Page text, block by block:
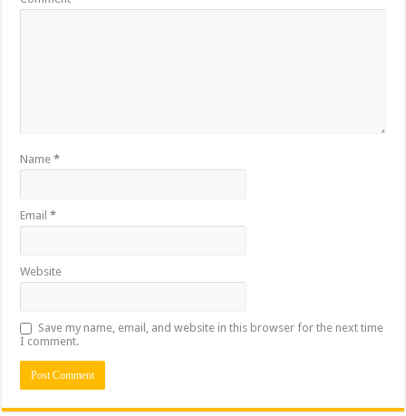
Name*
Email*
Website
Save my name, email, and website in this browser for the next time
I comment.